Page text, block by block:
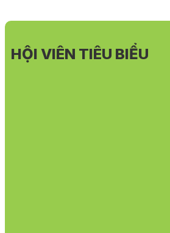
HỘI VIÊN TIÊU BIỂU